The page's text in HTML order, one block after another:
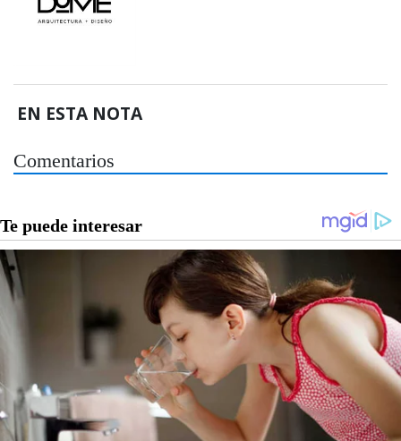
EN ESTA NOTA
Comentarios